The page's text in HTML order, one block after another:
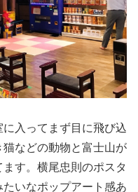
入ってまず目に飛び込
などの動物と富士山が
す。横尾忠則のポスタ
いなポップアート感あ